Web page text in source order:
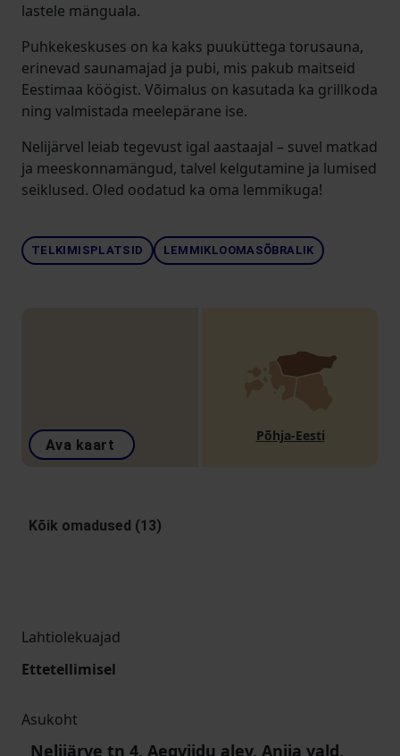
lastele mänguala.
Puhkekeskuses on ka kaks puuküttega torusauna,
erinevad saunamajad ja pubi, mis pakub maitseid
Eestimaa köögist. Võimalus on kasutada ka grillkoda
ning valmistada meelepärane ise.
Nelijärvel leiab tegevust igal aastaajal – suvel matkad
ja meeskonnamängud, talvel kelgutamine ja lumised
seiklused. Oled oodatud ka oma lemmikuga!
TELKIMISPLATSID LEMMIKLOOMASÕBRALIK
Ava kaart
Põhja-Eesti
Kõik omadused (13)
Lahtiolekuajad
Ettetellimisel
Asukoht
Nelijärve tn 4, Aegviidu alev, Anija vald,